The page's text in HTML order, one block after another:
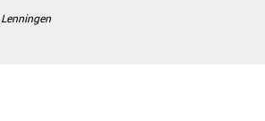
Lenningen